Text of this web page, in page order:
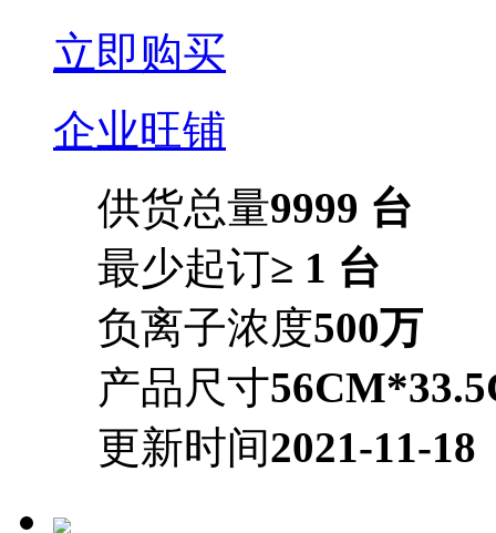
立即购买
企业旺铺
供货总量9999 台
最少起订≥ 1 台
负离子浓度500万
产品尺寸
更新时间2021-11-18